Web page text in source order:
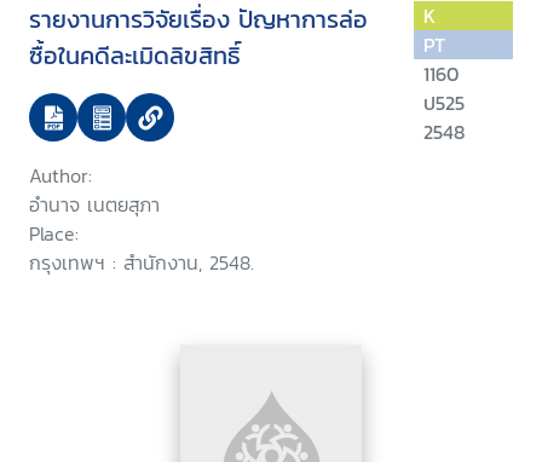
รายงานการวิจัยเรื่อง ปัญหาการล่อ
ซื้อในคดีละเมิดลิขสิทธิ์
Author:
อำนาจ เนตยสุภา
Place:
กรุงเทพฯ : สำนักงาน, 2548.
K
PT
1160
ป525
2548